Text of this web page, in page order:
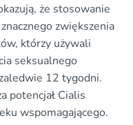
że stosowanie
zwiększenia
którzy używali
seksualnego
12 tygodni.
potencjał Cialis
wspomagającego.